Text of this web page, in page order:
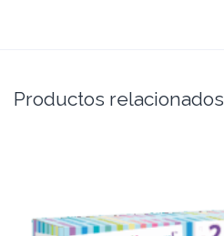
Productos relacionados